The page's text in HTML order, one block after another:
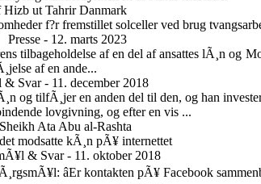
Hizb ut Tahrir Danmark
f?r fremstillet solceller ved brug
Presse - 12. marts 2023
tilbageholdelse af en del af ansattes lÃ¸n og
af en ande...
& Svar - 11. december 2018
og tilfÃ¸jer en anden del til den, og han
lovgivning, og efter en vis ...
Ata Abu al-Rashta
modsatte kÃ¸n pÃ¥ internettet
& Svar - 11. oktober 2018
âEr kontakten pÃ¥ Facebook